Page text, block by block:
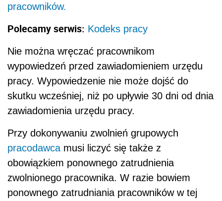
pracowników.
Polecamy serwis: Kodeks pracy
Nie można wręczać pracownikom
wypowiedzeń przed zawiadomieniem urzędu
pracy. Wypowiedzenie nie może dojść do
skutku wcześniej, niż po upływie 30 dni od dnia
zawiadomienia urzędu pracy.
Przy dokonywaniu zwolnień grupowych
pracodawca musi liczyć się także z
obowiązkiem ponownego zatrudnienia
zwolnionego pracownika. W razie bowiem
ponownego zatrudniania pracowników w tej